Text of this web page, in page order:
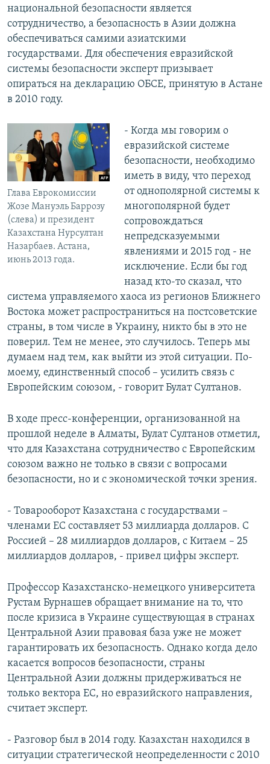
национальной безопасности является
сотрудничество, а безопасность в Азии должна
обеспечиваться самими азиатскими
государствами. Для обеспечения евразийской
системы безопасности эксперт призывает
опираться на декларацию ОБСЕ, принятую в Астане
в 2010 году.
Глава Еврокомиссии
Жозе Мануэль Баррозу
(слева) и президент
Казахстана Нурсултан
Назарбаев. Астана,
июнь 2013 года.
- Когда мы говорим о
евразийской системе
безопасности, необходимо
иметь в виду, что переход
от однополярной системы к
многополярной будет
сопровождаться
непредсказуемыми
явлениями и 2015 год - не
исключение. Если бы год
назад кто-то сказал, что
система управляемого хаоса из регионов Ближнего
Востока может распространиться на постсоветские
страны, в том числе в Украину, никто бы в это не
поверил. Тем не менее, это случилось. Теперь мы
думаем над тем, как выйти из этой ситуации. По-
моему, единственный способ – усилить связь с
Европейским союзом, - говорит Булат Султанов.
В ходе пресс-конференции, организованной на
прошлой неделе в Алматы, Булат Султанов отметил,
что для Казахстана сотрудничество с Европейским
союзом важно не только в связи с вопросами
безопасности, но и с экономической точки зрения.
- Товарооборот Казахстана с государствами –
членами ЕС составляет 53 миллиарда долларов. С
Россией – 28 миллиардов долларов, с Китаем – 25
миллиардов долларов, - привел цифры эксперт.
Профессор Казахстанско-немецкого университета
Рустам Бурнашев обращает внимание на то, что
после кризиса в Украине существующая в странах
Центральной Азии правовая база уже не может
гарантировать их безопасность. Однако когда дело
касается вопросов безопасности, страны
Центральной Азии должны придерживаться не
только вектора ЕС, но евразийского направления,
считает эксперт.
- Разговор был в 2014 году. Казахстан находился в
ситуации стратегической неопределенности с 2010